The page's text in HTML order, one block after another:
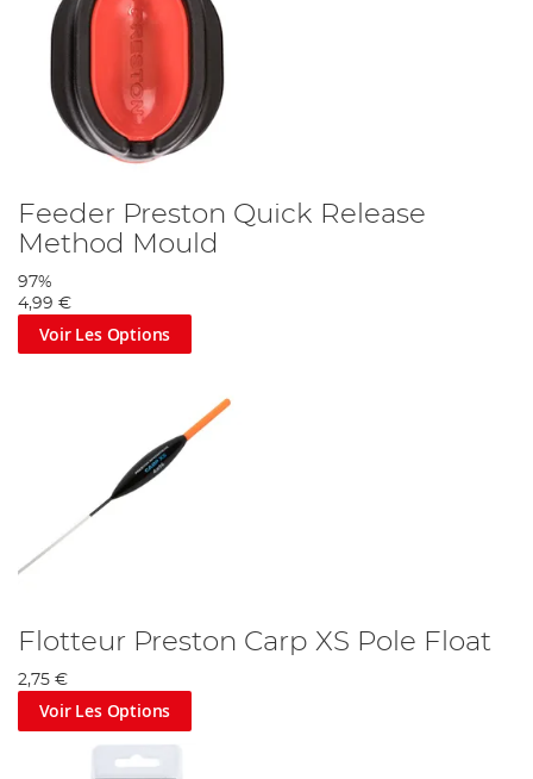
Feeder Preston Quick Release
Method Mould
97%
4,99 €
Voir Les Options
Flotteur Preston Carp XS Pole Float
2,75 €
Voir Les Options